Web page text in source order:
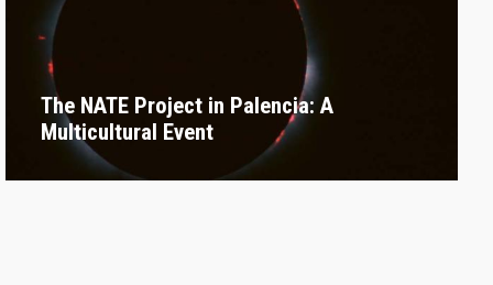
The NATE Project in Palencia: A
Multicultural Event